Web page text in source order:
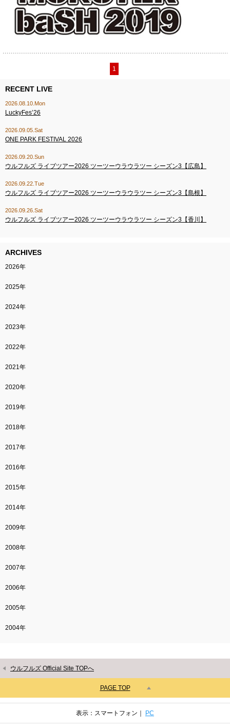
1
RECENT LIVE
2026.08.10.Mon
LuckyFes’26
2026.09.05.Sat
ONE PARK FESTIVAL 2026
2026.09.20.Sun
ウルフルズ ライブツアー2026 ツーツーウラウラツー シーズン3【広島】
2026.09.22.Tue
ウルフルズ ライブツアー2026 ツーツーウラウラツー シーズン3【島根】
2026.09.26.Sat
ウルフルズ ライブツアー2026 ツーツーウラウラツー シーズン3【香川】
ARCHIVES
2026年
2025年
2024年
2023年
2022年
2021年
2020年
2019年
2018年
2017年
2016年
2015年
2014年
2009年
2008年
2007年
2006年
2005年
2004年
ウルフルズ Official Site TOPへ
PAGE TOP
表示：スマートフォン｜ PC